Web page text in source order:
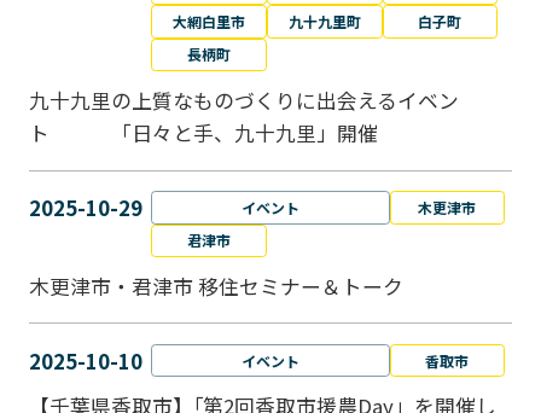
大網白里市
九十九里町
白子町
長柄町
九十九里の上質なものづくりに出会えるイベン
ト 「日々と手、九十九里」開催
2025-10-29 イベント
木更津市
君津市
木更津市・君津市 移住セミナー＆トーク
2025-10-10 イベント 香取市
【千葉県香取市】｢第2回香取市援農Day」を開催し